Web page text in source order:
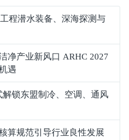
程潜水装备、深海探测与
净产业新风口 ARHC 2027
遇
锁东盟制冷、空调、通风
算规范引导行业良性发展